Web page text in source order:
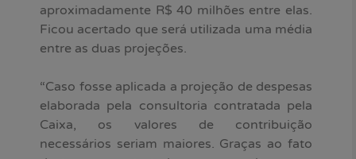
aproximadamente R$ 40 milhões entre elas.
Ficou acertado que será utilizada uma média
entre as duas projeções.
“Caso fosse aplicada a projeção de despesas
elaborada pela consultoria contratada pela
Caixa, os valores de contribuição
necessários seriam maiores. Graças ao fato